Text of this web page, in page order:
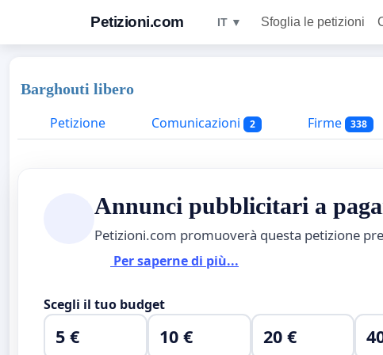
Petizioni.com IT ▼ Sfoglia le petizioni
Barghouti libero
Petizione
Comunicazioni 2 Firme 338
Annunci pubblicitari a
Petizioni.com promuoverà questa petizione
Per saperne di più...
Scegli il tuo budget
5 € 10 € 20 €